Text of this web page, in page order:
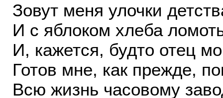
Зовут меня улочки
И с яблоком хлеба
И, кажется, будто отец
Готов мне, как прежде,
Всю жизнь часовому